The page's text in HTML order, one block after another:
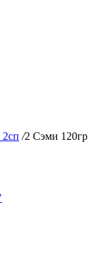
/2 Сэми 120гр